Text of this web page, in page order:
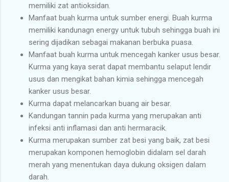
memiliki zat antioksidan.
Manfaat buah kurma untuk sumber energi. Buah kurma
memiliki kandunagn energy untuk tubuh sehingga buah ini
sering dijadikan sebagai makanan berbuka puasa.
Manfaat buah kurma untuk mencegah kanker usus besar.
Kurma yang kaya serat dapat membantu selaput lendir
usus dan mengikat bahan kimia sehingga mencegah
kanker usus besar.
Kurma dapat melancarkan buang air besar.
Kandungan tannin pada kurma yang merupakan anti
infeksi anti inflamasi dan anti hermaracik.
Kurma merupakan sumber zat besi yang baik, zat besi
merupakan komponen hemoglobin didalam sel darah
merah yang menentukan daya dukung oksigen dalam
darah.